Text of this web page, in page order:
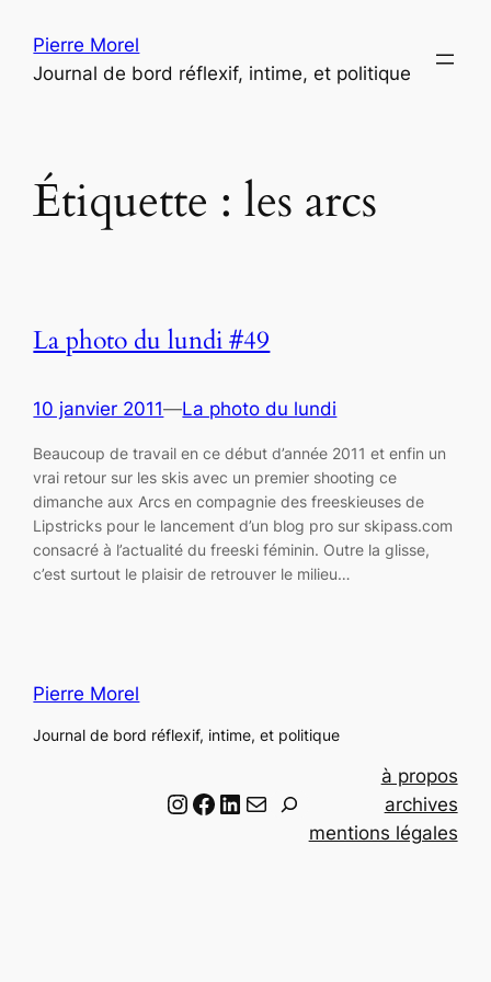
contenu
Pierre Morel
Journal de bord réflexif, intime, et politique
Étiquette :les arcs
La photo du lundi #49
10 janvier 2011—La photo du lundi
Beaucoup de travail en ce début d’année 2011 et enfin un
vrai retour sur les skis avec un premier shooting ce
dimanche aux Arcs en compagnie des freeskieuses de
Lipstricks pour le lancement d’un blog pro sur skipass.com
consacré à l’actualité du freeski féminin. Outre la glisse,
c’est surtout le plaisir de retrouver le milieu…
Pierre Morel
Journal de bord réflexif, intime, et politique
Instagram Facebook LinkedIn Email
à propos
archives
mentions légales